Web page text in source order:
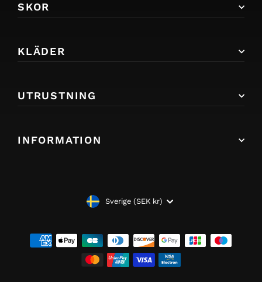
SKOR
KLÄDER
UTRUSTNING
INFORMATION
VALUTASverige (SEK kr)